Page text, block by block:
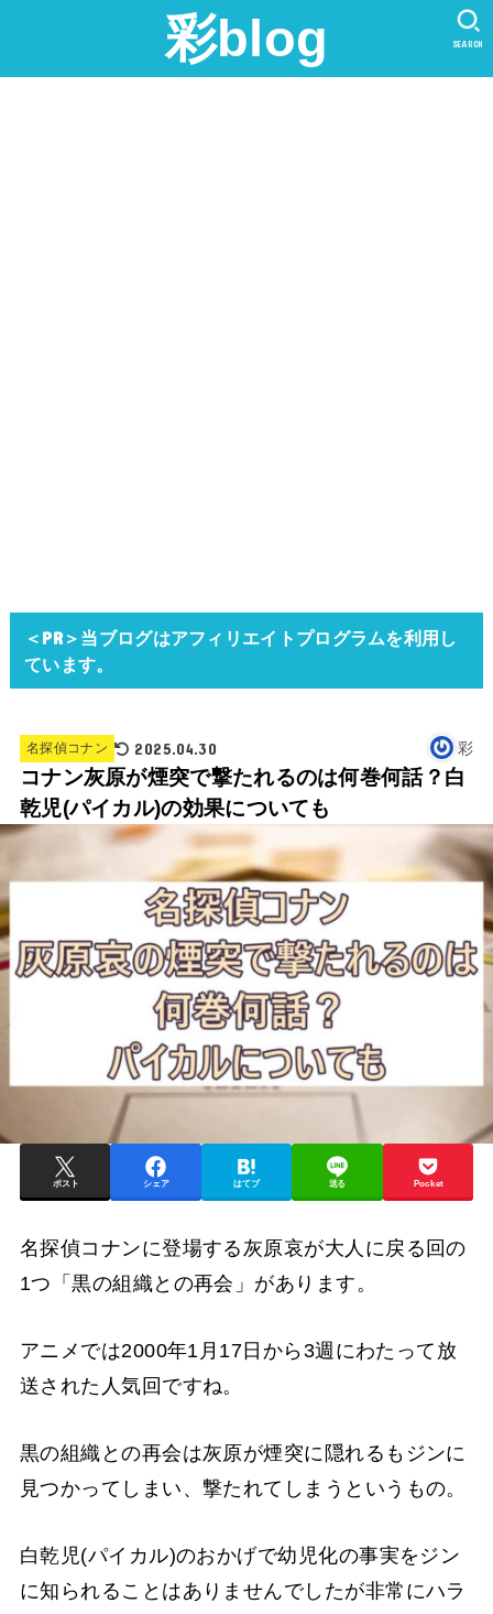
彩blog SEARCH
＜PR＞当ブログはアフィリエイトプログラムを利用し
ています。
名探偵コナン 2025.04.30 彩
コナン灰原が煙突で撃たれるのは何巻何話？白
乾児(パイカル)の効果についても
ポスト シェア はてブ 送る Pocket
名探偵コナンに登場する灰原哀が大人に戻る回の
1つ「黒の組織との再会」があります。
アニメでは2000年1月17日から3週にわたって放
送された人気回ですね。
黒の組織との再会は灰原が煙突に隠れるもジンに
見つかってしまい、撃たれてしまうというもの。
白乾児(パイカル)のおかげで幼児化の事実をジン
に知られることはありませんでしたが非常にハラ